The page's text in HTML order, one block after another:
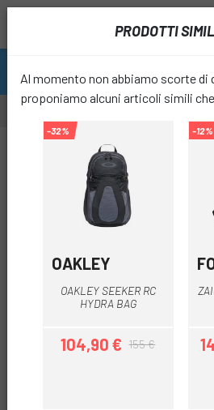
PRODOTTI
Al momento non abbiamo scorte
proponiamo alcuni articoli simili
-32%
OAKLEY
OAKLEY SEEKER RC
HYDRA BAG
Prezzo
104,90 €Prezzo base
155 €
-12%